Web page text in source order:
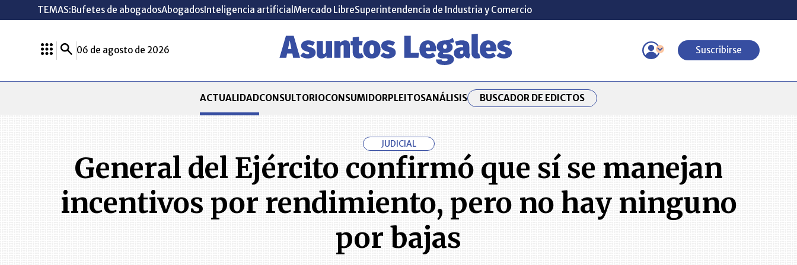
TEMAS:Bufetes de abogadosAbogadosInteligencia artificial Mercado LibreSuperintendencia de Industria y Comercio
06 de agosto de 2026 Suscribirse
ACTUALIDADCONSULTORIOCONSUMIDORPLEITOSANÁLISIS BUSCADOR DE EDICTOS
JUDICIAL
General del Ejército confirmó que sí se manejan
incentivos por rendimiento, pero no hay ninguno
por bajas